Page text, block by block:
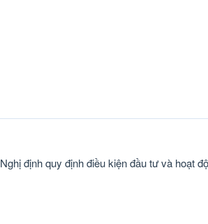
Nghị định quy định điều kiện đầu tư và hoạt